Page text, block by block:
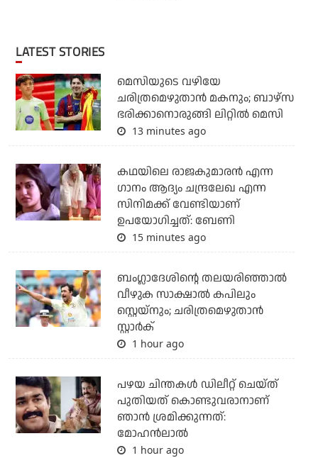
LATEST STORIES
മെസിയുടെ വഴിയേ
ചരിത്രമെഴുതാന്‍ മകനും; ബാഴ്‌സ
ഭരിക്കാനൊരുങ്ങി ലിറ്റില്‍ മെസി
13 minutes ago
കഥയിലെ രാജകുമാരൻ എന്ന
ഗാനം ആദ്യം ചന്ദ്രലേഖ എന്ന
സിനിമക്ക് വേണ്ടിയാണ്
ഉപയോഗിച്ചത്: ബേണി
15 minutes ago
ബംഗ്ലാദേശിന്റെ തലയരിഞ്ഞാല്‍
വീഴുക സാക്ഷാല്‍ കപിലും
സ്റ്റെയ്‌നും; ചരിത്രമെഴുതാന്‍
സ്റ്റാര്‍ക്
1 hour ago
പഴയ ചിന്തകള്‍ ഡിലീറ്റ് ചെയ്ത്
പുതിയത് കൊണ്ടുവരാനാണ്
ഞാന്‍ ശ്രമിക്കുന്നത്:
മോഹന്‍ലാല്‍
1 hour ago